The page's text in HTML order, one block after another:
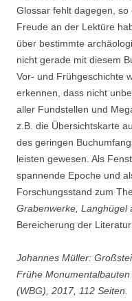
Glossar fehlt dagegen,
Freude an der Lektüre
über bestimmte
nicht gerade mit diesem
Vor- und Frühgeschichte
erkennen, dass nicht
aller Fundstellen und
z.B. die Übersichtskarte
des geringen
leisten gewesen. Als
spannende Epoche und
Forschungsstand zum
Grabenwerke, Langhügel
Bereicherung der
Johannes Müller:
Frühe
(WBG), 2017, 112 Seiten.